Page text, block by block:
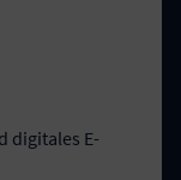
digitales E-